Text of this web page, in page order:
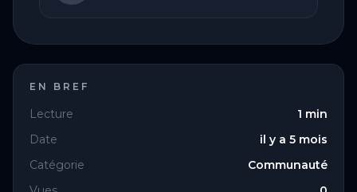
EN BREF
Lecture 1 min
Date
il y a 5 mois
Catégorie
Communauté